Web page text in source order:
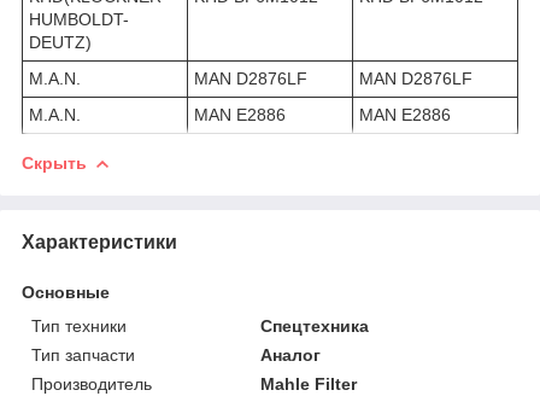
HUMBOLDT-
DEUTZ)
M.A.N. MAN D2876LF
MAN D2876LF
M.A.N.
MAN E2886 MAN E2886
Скрыть
Характеристики
Основные
Тип техники
Спецтехника
Тип запчасти
Аналог
Производитель
Mahle Filter